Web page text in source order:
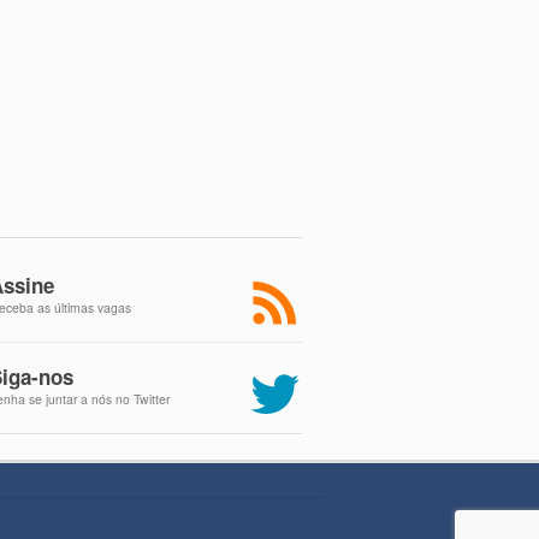
as últimas vagas
nos
se juntar a nós no Twitter